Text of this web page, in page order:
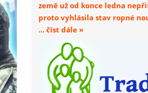
země už od konce ledna
proto vyhlásila stav ropné
... číst dále »